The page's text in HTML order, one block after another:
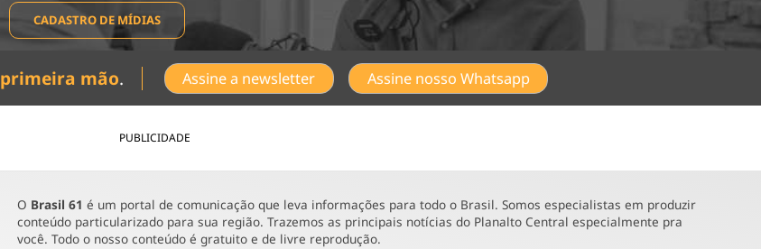
CADASTRO DE MÍDIAS
primeira mão. Assine a newsletter Assine nosso Whatsapp
PUBLICIDADE
O Brasil 61 é um portal de comunicação que leva informações para todo o Brasil. Somos especialistas em produzir
conteúdo particularizado para sua região. Trazemos as principais notícias do Planalto Central especialmente pra
você. Todo o nosso conteúdo é gratuito e de livre reprodução.